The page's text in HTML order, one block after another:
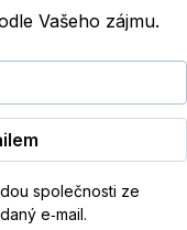
Vašeho zájmu.
společnosti ze
e‑mail.